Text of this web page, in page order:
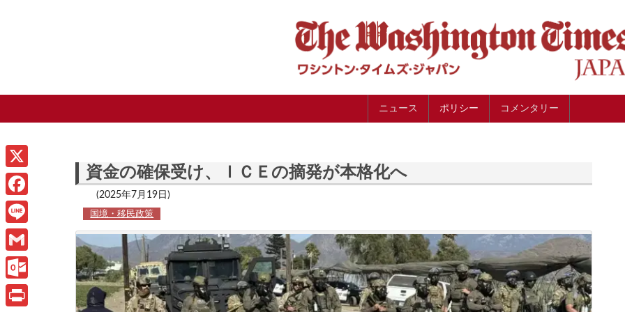
ニュース ポリシー コメンタリー
資金の確保受け、ＩＣＥの摘発が本格化へ
(2025年7月19日)
国境・移民政策
X
F
a
c
e
b
L
i
n
e
G
m
a
O